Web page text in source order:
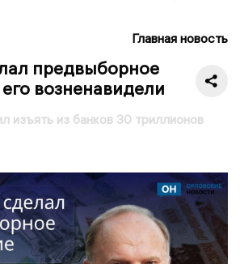
Главная новость
предвыборное
возненавидели
изъять из банков 30 триллионов